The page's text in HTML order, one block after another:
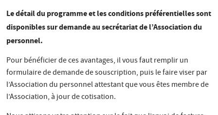
Le détail du programme et les conditions préférentielles sont
disponibles sur demande au secrétariat de l’Association du
personnel.
Pour bénéficier de ces avantages, il vous faut remplir un
formulaire de demande de souscription, puis le faire viser par
l’Association du personnel attestant que vous êtes membre de
l’Association, à jour de cotisation.